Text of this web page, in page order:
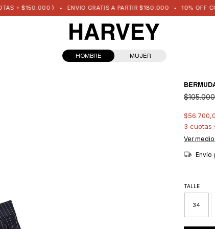
) • ENVIO GRATIS A PARTIR $180.000 • 10% OFF CON
HOMBRE MUJER
3 cuotas
Ver
Envío
TALLE
34